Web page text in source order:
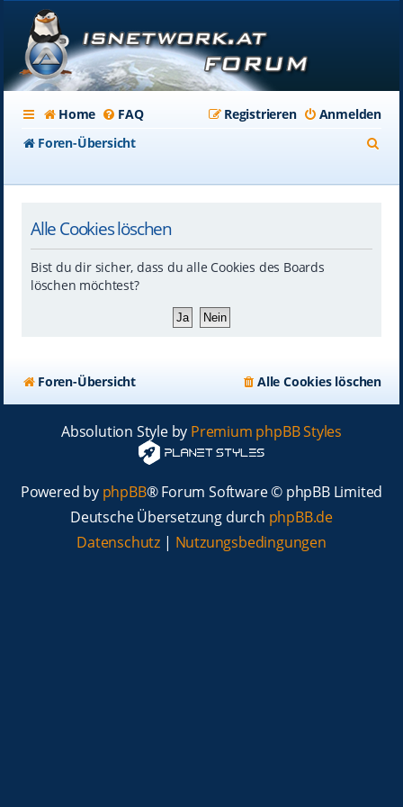
Home FAQ Anmelden
Registrieren
Foren-Übersicht
Alle Cookies löschen
Bist du dir sicher, dass du alle Cookies des Boards
löschen möchtest?
Foren-Übersicht Alle Cookies löschen
Absolution Style by Premium phpBB Styles
Powered by phpBB® Forum Software © phpBB Limited
Deutsche Übersetzung durch phpBB.de
Datenschutz | Nutzungsbedingungen